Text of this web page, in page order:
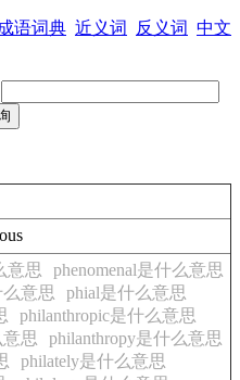
成语词典 近义词 反义词 中文
意思
phenomenal是什么意思
么意思
phial是什么意思
philanthropic是什么意思
思
philanthropy是什么意思
philately是什么意思